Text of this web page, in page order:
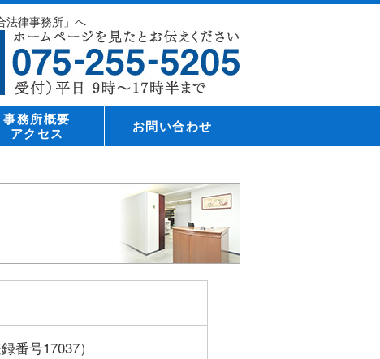
法律事務所」へ
事務所概要
アクセス
お問い合わせ
番号17037）